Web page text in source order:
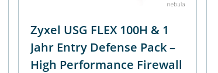
Zyxel USG FLEX 100H & 1
Jahr Entry Defense Pack –
High Performance Firewall